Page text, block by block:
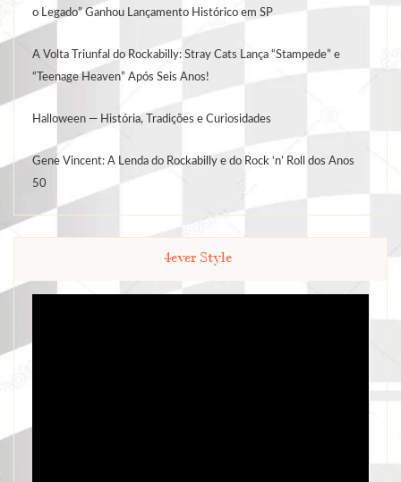
o Legado” Ganhou Lançamento Histórico em SP
A Volta Triunfal do Rockabilly: Stray Cats Lança “Stampede” e
“Teenage Heaven” Após Seis Anos!
Halloween — História, Tradições e Curiosidades
Gene Vincent: A Lenda do Rockabilly e do Rock ‘n’ Roll dos Anos
50
4ever Style